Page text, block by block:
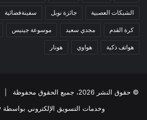
الشبكات العصبية جائزة نوبل سفينةفضائية
كرة القدم مجدي سعيد موسوعة جينيس
هواتف ذكية هواوي هونار
© حقوق النشر 2026، جميع الحقوق محفوظة |
وخدمات التسويق الإلكتروني بواسطة Real Agency